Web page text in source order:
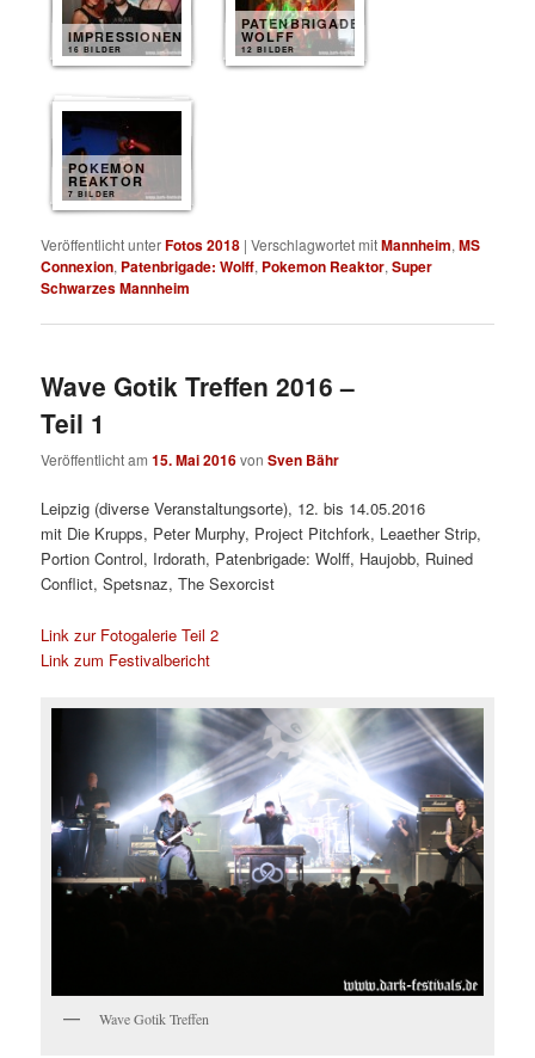
IMPRESSIONEN
16 BILDER
PATENBRIGADE
WOLFF
12 BILDER
POKEMON
REAKTOR
7 BILDER
Veröffentlicht unterFotos 2018 |Verschlagwortet mitMannheim,MS
Connexion, Patenbrigade: Wolff, Pokemon Reaktor,Super
Schwarzes Mannheim
Wave Gotik Treffen 2016 –
Teil 1
Veröffentlicht am15. Mai 2016vonSven Bähr
Leipzig (diverse Veranstaltungsorte), 12. bis 14.05.2016
mit Die Krupps, Peter Murphy, Project Pitchfork, Leaether Strip,
Portion Control, Irdorath, Patenbrigade: Wolff, Haujobb, Ruined
Conflict, Spetsnaz, The Sexorcist
Link zur Fotogalerie Teil 2
Link zum Festivalbericht
Wave Gotik Treffen